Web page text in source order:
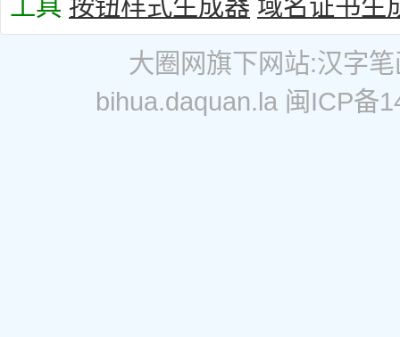
大圈网旗下网站:汉字
bihua.daquan.la 闽ICP备